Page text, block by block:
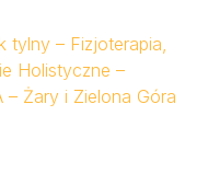
tylny – Fizjoterapia,
Holistyczne –
– Żary i Zielona Góra